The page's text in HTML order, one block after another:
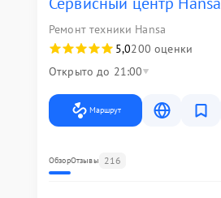
Ремонт техники Hansa
5,0200 оценки
Открыто до 21:00
Маршрут
ОбзорОтзывы 216